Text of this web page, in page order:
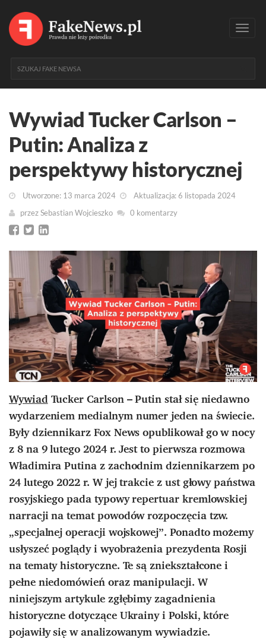
Wywiad Tucker Carlson –
Putin: Analiza z
perspektywy historycznej
Utworzone: 13 marca 2024
Aktualizacja: 6 listopada 2024
przezSebastian Wojcieszko 0 komentarzy
WywiadTucker Carlson – Putin stał się niedawno
wydarzeniem medialnym numer jeden na świecie.
Były dziennikarz Fox News opublikował go w nocy
z 8 na 9 lutego 2024 r. Jest to pierwsza rozmowa
Władimira Putina z zachodnim dziennikarzem po
24 lutego 2022 r. W jej trakcie z ust głowy państwa
rosyjskiego pada typowy repertuar kremlowskiej
narracji na temat powodów rozpoczęcia tzw.
„specjalnej operacji wojskowej”. Ponadto możemy
usłyszeć poglądy i wyobrażenia prezydenta Rosji
na tematy historyczne. Te są zniekształcone i
pełne niedomówień oraz manipulacji. W
niniejszym artykule zgłębimy zagadnienia
historyczne dotyczące Ukrainy i Polski, które
pojawiły się w analizowanym wywiadzie.